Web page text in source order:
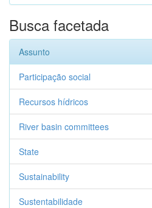
Busca facetada
Assunto
Participação social
Recursos hídricos
River basin committees
State
Sustainability
Sustentabilidade